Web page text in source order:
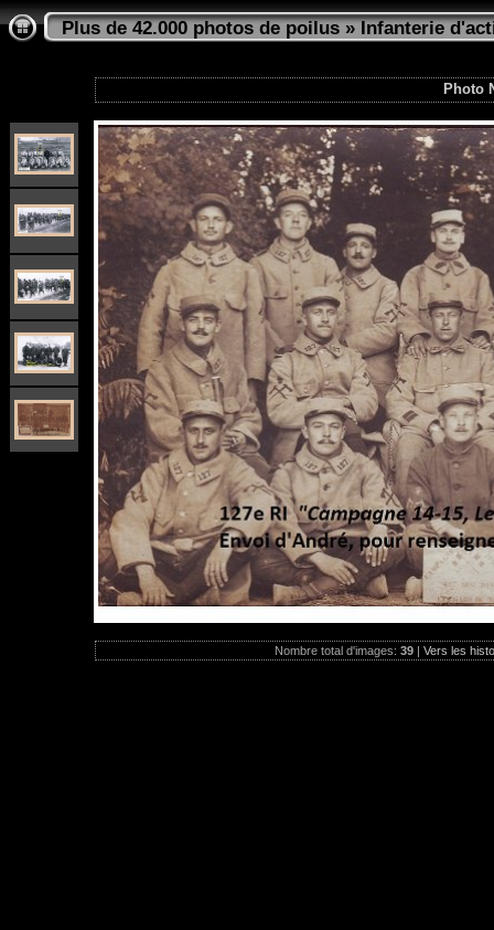
Plus de 42.000 photos de poilus»Infanterie
Photo
Nombre total d'images: 39 | Vers les